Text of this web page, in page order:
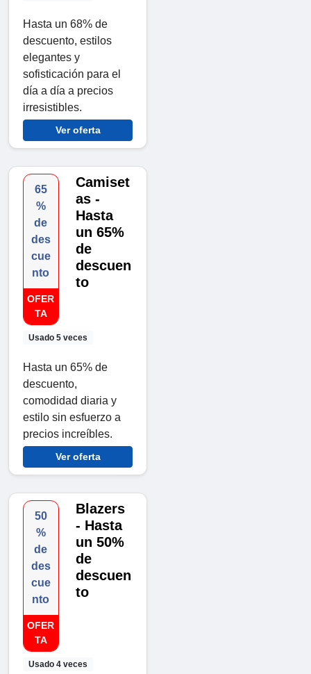
Hasta un 68% de
descuento, estilos
elegantes y
sofisticación para el
día a día a precios
irresistibles.
Ver oferta
65
%
de
des
cue
nto
OFER
TA
Usado 5 veces
Camiset
as -
Hasta
un 65%
de
descuen
to
Hasta un 65% de
descuento,
comodidad diaria y
estilo sin esfuerzo a
precios increíbles.
Ver oferta
50
%
de
des
cue
nto
OFER
TA
Usado 4 veces
Blazers
- Hasta
un 50%
de
descuen
to